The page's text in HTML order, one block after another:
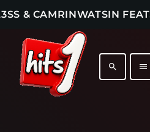
& CAMRINWATSIN
search menu